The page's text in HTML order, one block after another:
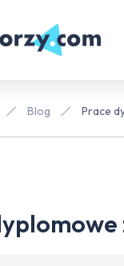
Blog Prace